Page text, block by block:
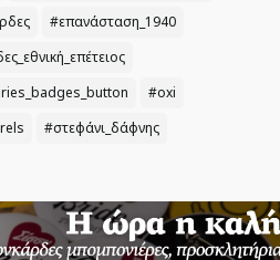
#επανάσταση_1940
#oxi
#στεφάνι_δάφνης